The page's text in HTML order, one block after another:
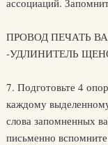
ассоциаций.
ПРОВОД ПЕЧАТЬ
-УДЛИНИТЕЛЬ
7. Подготовьте 4
каждому
слова запомненных
письменно